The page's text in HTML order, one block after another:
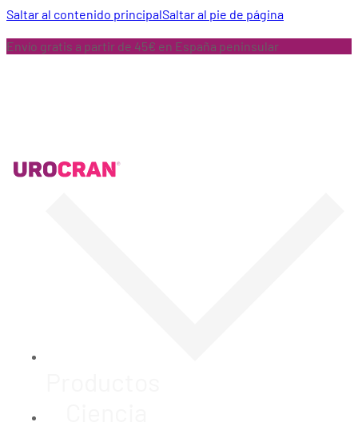
Saltar al contenido principalSaltar al pie de página
Envío gratis a partir de 45€ en España peninsular